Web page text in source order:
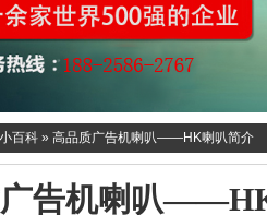
百科 » 高品质广告机喇叭——HK喇叭简介
告机喇叭